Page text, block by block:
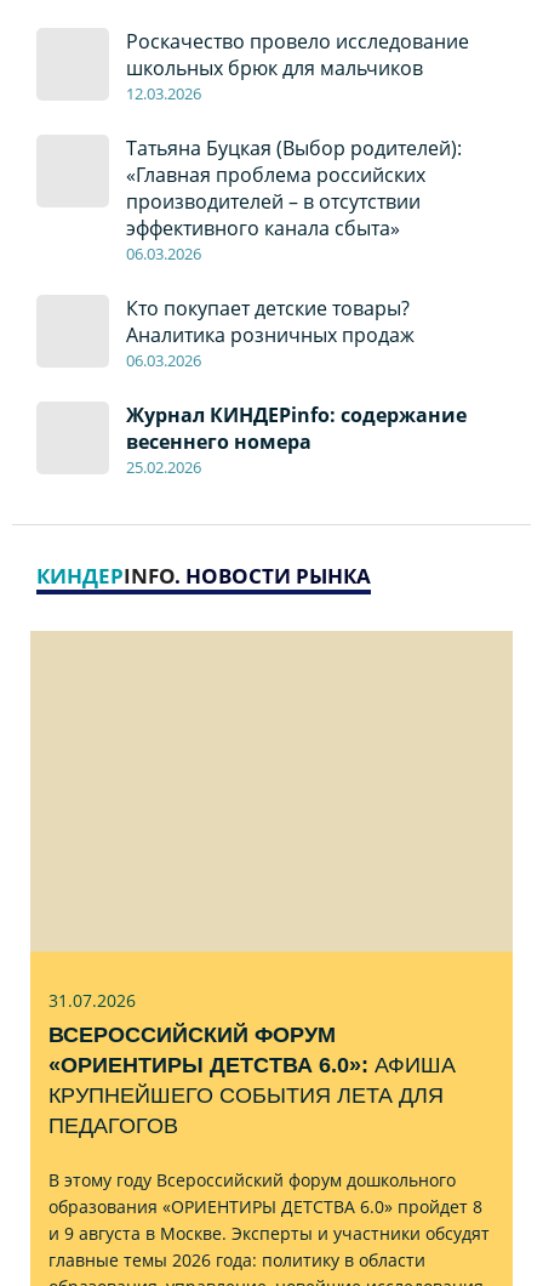
Роскачество провело исследование
школьных брюк для мальчиков
12.03.2026
Татьяна Буцкая (Выбор родителей):
«Главная проблема российских
производителей – в отсутствии
эффективного канала сбыта»
06.03.2026
Кто покупает детские товары?
Аналитика розничных продаж
06.03.2026
Журнал КИНДЕРinfo: содержание
весеннего номера
25.02.2026
КИНДЕРINFO. НОВОСТИ РЫНКА
31.07.2026
ВСЕРОССИЙСКИЙ ФОРУМ
«ОРИЕНТИРЫ ДЕТСТВА 6.0»: АФИША
КРУПНЕЙШЕГО СОБЫТИЯ ЛЕТА ДЛЯ
ПЕДАГОГОВ
В этому году Всероссийский форум дошкольного
образования «ОРИЕНТИРЫ ДЕТСТВА 6.0» пройдет 8
и 9 августа в Москве. Эксперты и участники обсудят
главные темы 2026 года: политику в области